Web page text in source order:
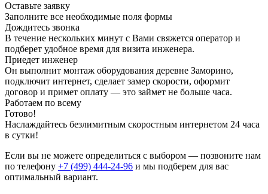
Оставьте заявку
Заполните все необходимые поля формы
Дождитесь звонка
В течение нескольких минут с Вами свяжется оператор и
подберет удобное время для визита инженера.
Приедет инженер
Он выполнит монтаж оборудования деревне Заморино,
подключит интернет, сделает замер скорости, оформит
договор и примет оплату — это займет не больше часа.
Работаем по всему
Готово!
Наслаждайтесь безлимитным скоростным интернетом 24 часа
в сутки!
Если вы не можете определиться с выбором — позвоните нам
по телефону +7 (499) 444-24-96 и мы подберем для вас
оптимальный вариант.